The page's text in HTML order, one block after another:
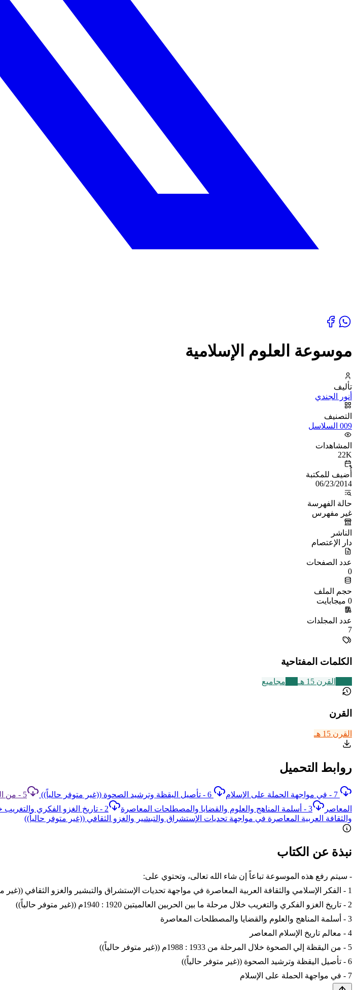
موسوعة العلوم الإسلامية
تأليف
أنور الجندي
التصنيف
009 السلاسل
المشاهدات
22K
أُضيف للمكتبة
06/23/2014
حالة الفهرسة
غير مفهرس
الناشر
دار الإعتصام
عدد الصفحات
0
حجم الملف
0 ميجابايت
عدد المجلدات
7
الكلمات المفتاحية
القرن 15 هـ مجاميع
القرن
القرن 15 هـ
روابط التحميل
5 - من اليقظة إلي الصحوة خلال المرحلة من 1933 : 1988م ((غير متوفر حالياً))
المعاصر
3 - أسلمة المناهج والعلوم والقضايا والمصطلحات المعاصرة 2 - تاريخ الغزو الفكري والتغريب خلال مرحلة ما بين الحربين العالميتين 1920 : 1940م ((غير متوفر حالياً))
والثقافة العربية المعاصرة في مواجهة تحديات الإستشراق والتبشير والغزو الثقافي ((غير متوفر حالياً))
نبذة عن الكتاب
- سيتم رفع هذه الموسوعة تباعاً إن شاء الله تعالى، وتحتوي على:
1 - الفكر الإسلامي والثقافة العربية المعاصرة في مواجهة تحديات الإستشراق والتبشير والغزو الثقافي ((غير متوفر حالياً))
2 - تاريخ الغزو الفكري والتغريب خلال مرحلة ما بين الحربين العالميتين 1920 : 1940م ((غير متوفر حالياً))
3 - أسلمة المناهج والعلوم والقضايا والمصطلحات المعاصرة
4 - معالم تاريخ الإسلام المعاصر
5 - من اليقظة إلي الصحوة خلال المرحلة من 1933 : 1988م ((غير متوفر حالياً))
6 - تأصيل اليقظة وترشيد الصحوة ((غير متوفر حالياً))
7 - في مواجهة الحملة على الإسلام